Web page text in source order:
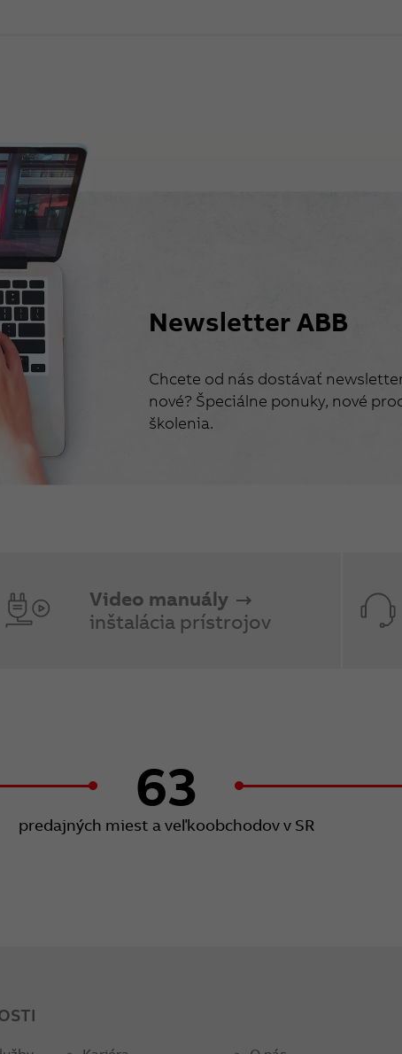
Newsletter ABB
Chcete od nás dostávať
nové? Špeciálne ponuky, nové
školenia.
Video manuály
inštalácia prístrojov
63
predajných miest a veľkoobchodov v SR